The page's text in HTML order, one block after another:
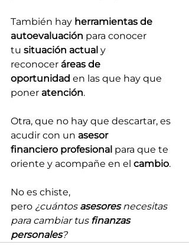
También hay herramientas de
autoevaluación para conocer
tu situación actual y
reconocer áreas de
oportunidad en las que hay que
poner atención.
Otra, que no hay que descartar, es
acudir con un asesor
financiero profesional para que te
oriente y acompañe en el cambio.
No es chiste,
pero ¿cuántos asesores necesitas
para cambiar tus finanzas
personales?